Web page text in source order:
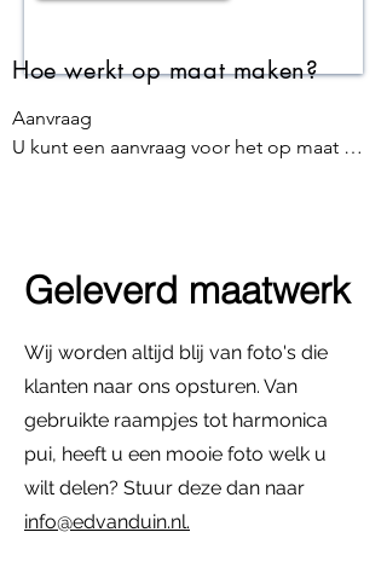
Hoe werkt op maat maken?
Aanvraag
U kunt een aanvraag voor het op maat
insturen of de specificaties noteren.
Contact
Wij nemen hierna zo snel mogelijk
contact op over de details. Het contact
gaat in eerste instantie via de mail, maar
soms werkt telefonisch contact sneller en
nauwkeuriger. Het contact gaat erg
persoonlijk, zodat de beste resultaten
Geleverd maatwerk
Wij worden altijd blij van foto's die
klanten naar ons opsturen. Van
gebruikte raampjes tot harmonica
pui, heeft u een mooie foto welk u
wilt delen? Stuur deze dan naar
info@edvanduin.nl.